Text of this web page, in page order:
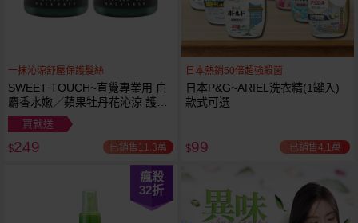
一抹沁涼舒壓保護髮絲
SWEET TOUCH~直覺專業用 白
麝香水嫩／蘋果牡丹花沁涼 護髮
膜(1000ml) 款式可選 全新包裝
買就送
$249 已銷售11.3萬
日本熱銷50倍超強殺菌
日本P&G~ARIEL洗衣精(1罐入)
款式可選
$99 已銷售4.1萬
瘋殺
32折